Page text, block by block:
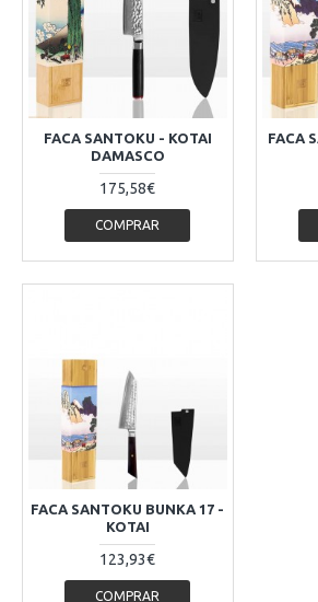
FACA SANTOKU - KOTAI
DAMASCO
175,58€
COMPRAR
FACA
FACA SANTOKU BUNKA 17 -
KOTAI
123,93€
COMPRAR